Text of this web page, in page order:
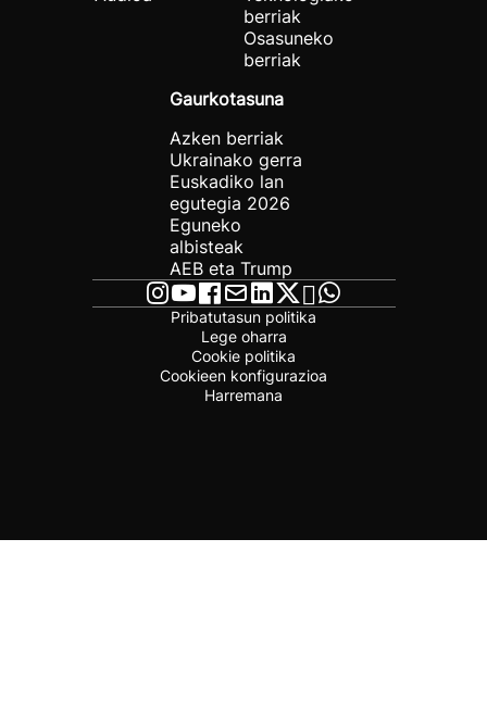
berriak
Osasuneko
berriak
Gaurkotasuna
Azken berriak
Ukrainako gerra
Euskadiko lan
egutegia 2026
Eguneko
albisteak
AEB eta Trump
Pribatutasun politika
Lege oharra
Cookie politika
Cookieen konfigurazioa
Harremana